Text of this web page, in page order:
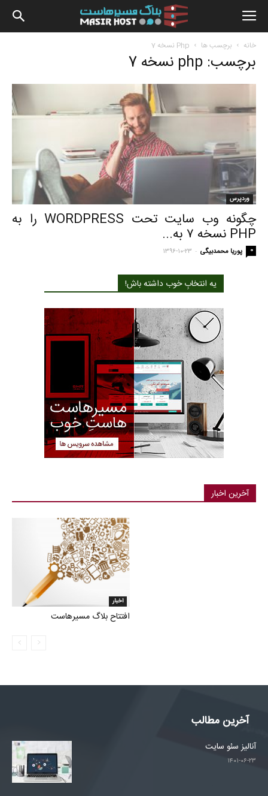
بلاگ
خانه برچسب ها Php نسخه 7
برچسب: php نسخه 7
وردپرس
چگونه وب سایت تحت WORDPRESS را به
PHP نسخه ۷ به...
پوریا محمدبیگی - ۱۳۹۶-۱۰-۲۳ 0
یه انتخابِ خوب داشته باش!
آخرین اخبار
اخبار
افتتاح بلاگ مسیرهاست
آخرین مطالب
آنالیز سئو سایت
۱۴۰۱-۰۶-۲۳